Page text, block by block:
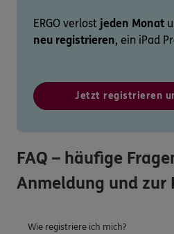
ERGO verlost jeden Monat
neu registrieren, ein iPad
Jetzt registrieren
FAQ – häufige
Anmeldung und zur
Wie registriere ich mich?